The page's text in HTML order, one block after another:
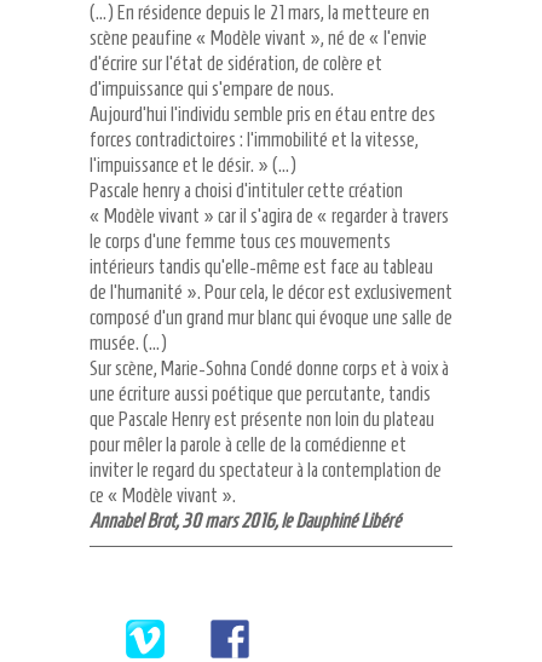
(…) En résidence depuis le 21 mars, la metteure en
scène peaufine « Modèle vivant », né de « l’envie
d’écrire sur l’état de sidération, de colère et
d’impuissance qui s’empare de nous.
Aujourd’hui l’individu semble pris en étau entre des
forces contradictoires : l’immobilité et la vitesse,
l’impuissance et le désir. » (…)
Pascale henry a choisi d’intituler cette création
« Modèle vivant » car il s’agira de « regarder à travers
le corps d’une femme tous ces mouvements
intérieurs tandis qu’elle-même est face au tableau
de l’humanité ». Pour cela, le décor est exclusivement
composé d’un grand mur blanc qui évoque une salle de
musée. (…)
Sur scène, Marie-Sohna Condé donne corps et à voix à
une écriture aussi poétique que percutante, tandis
que Pascale Henry est présente non loin du plateau
pour mêler la parole à celle de la comédienne et
inviter le regard du spectateur à la contemplation de
ce « Modèle vivant ».
Annabel Brot, 30 mars 2016, le Dauphiné Libéré